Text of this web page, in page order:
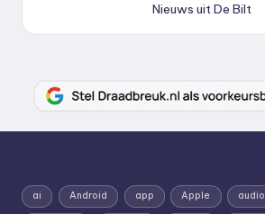
Nieuws uit De Bilt
ai Android app Apple audio